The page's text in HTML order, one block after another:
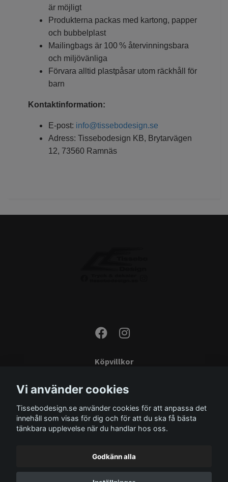
är möjligt
Produkterna packas med kartong, papper
och bubbelplast
Mailingbags är 100 % återvinningsbara
och miljövänliga
Förvara alltid plastpåsar utom räckhåll för
barn
Kontaktinformation:
E-post: info@tissebodesign.se
Adress: Tissebodesign KB, Brytarvägen
12, 73560 Ramnäs
Köpvillkor
Monteringsinstruktioner
Miljö
Storleksguide
Vi använder cookies
Tissebodesign.se använder cookies för att anpassa det
innehåll som visas för dig och för att du ska få bästa
tänkbara upplevelse när du handlar hos oss.
Godkänn alla